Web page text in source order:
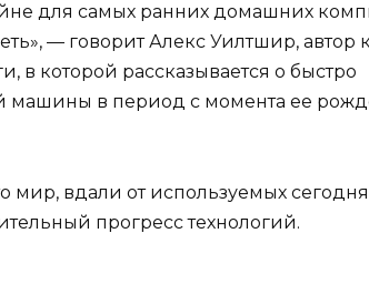
для самых ранних домашних
— говорит Алекс Уилтшир, автор
которой рассказывается о быстро
в период с момента ее
вдали от используемых сегодня
прогресс технологий.